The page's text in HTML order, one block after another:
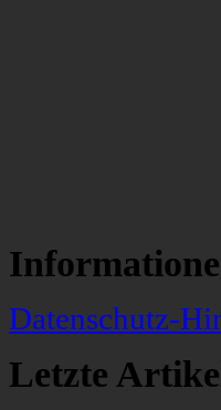
Datenschutz-
Letzte